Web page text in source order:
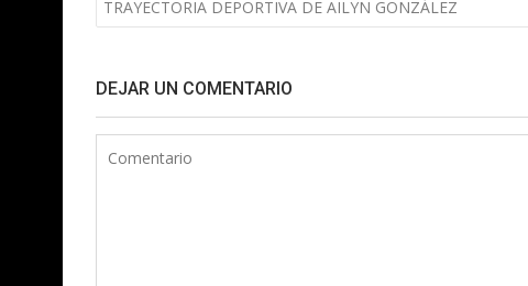
entradas
TRAYECTORIA DEPORTIVA DE AILYN GONZÁLEZ
DEJAR UN COMENTARIO